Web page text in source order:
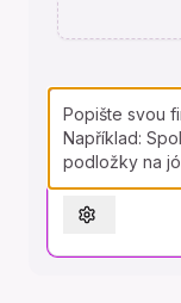
Settings